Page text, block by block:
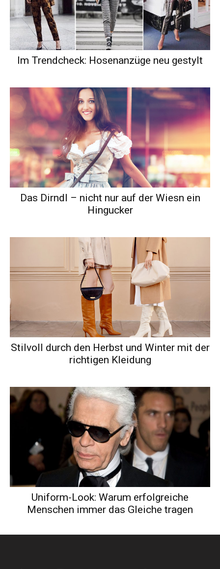
Im Trendcheck: Hosenanzüge neu gestylt
Das Dirndl – nicht nur auf der Wiesn ein
Hingucker
Stilvoll durch den Herbst und Winter mit der
richtigen Kleidung
Uniform-Look: Warum erfolgreiche
Menschen immer das Gleiche tragen